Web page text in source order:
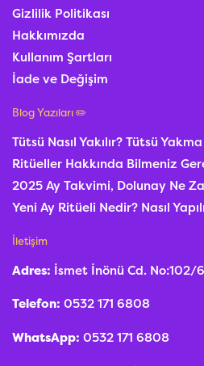
Gizlilik Politikası
Hakkımızda
Kullanım Şartları
İade ve Değişim
Blog Yazıları ✏️
Tütsü Nasıl Yakılır? Tütsü
Ritüeller Hakkında Bilmeniz
2025 Ay Takvimi, Dolunay Ne
Yeni Ay Ritüeli Nedir? Nasıl
İletişim
Adres: İsmet İnönü Cd. No:102/
Telefon: 0532 171 6808
WhatsApp: 0532 171 6808